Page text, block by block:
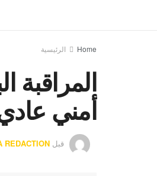
Home الرئيسية
المراقبة
أمني
قبل REDACTION